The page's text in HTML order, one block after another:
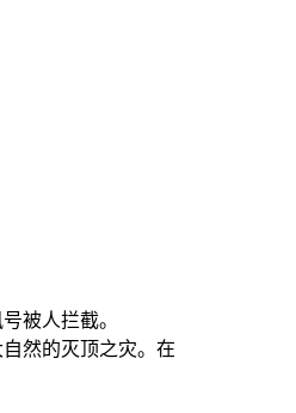
被人拦截。
然的灭顶之灾。在